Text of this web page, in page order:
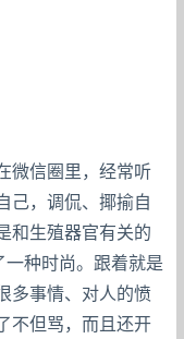
微信圈里，经常听
己，调侃、揶揄自
和生殖器官有关的
种时尚。跟着就是
多事情、对人的愤
不但骂，而且还开